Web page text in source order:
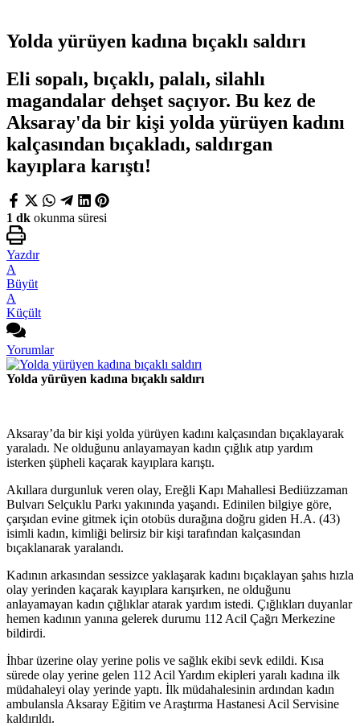
Yolda yürüyen kadına bıçaklı saldırı
Eli sopalı, bıçaklı, palalı, silahlı
magandalar dehşet saçıyor. Bu kez de
Aksaray'da bir kişi yolda yürüyen kadını
kalçasından bıçakladı, saldırgan
kayıplara karıştı!
1 dk okunma süresi
Yazdır
A
Büyüt
A
Küçült
Yorumlar
Yolda yürüyen kadına bıçaklı saldırı
Aksaray’da bir kişi yolda yürüyen kadını kalçasından bıçaklayarak
yaraladı. Ne olduğunu anlayamayan kadın çığlık atıp yardım
isterken şüpheli kaçarak kayıplara karıştı.
Akıllara durgunluk veren olay, Ereğli Kapı Mahallesi Bediüzzaman
Bulvarı Selçuklu Parkı yakınında yaşandı. Edinilen bilgiye göre,
çarşıdan evine gitmek için otobüs durağına doğru giden H.A. (43)
isimli kadın, kimliği belirsiz bir kişi tarafından kalçasından
bıçaklanarak yaralandı.
Kadının arkasından sessizce yaklaşarak kadını bıçaklayan şahıs hızla
olay yerinden kaçarak kayıplara karışırken, ne olduğunu
anlayamayan kadın çığlıklar atarak yardım istedi. Çığlıkları duyanlar
hemen kadının yanına gelerek durumu 112 Acil Çağrı Merkezine
bildirdi.
İhbar üzerine olay yerine polis ve sağlık ekibi sevk edildi. Kısa
sürede olay yerine gelen 112 Acil Yardım ekipleri yaralı kadına ilk
müdahaleyi olay yerinde yaptı. İlk müdahalesinin ardından kadın
ambulansla Aksaray Eğitim ve Araştırma Hastanesi Acil Servisine
kaldırıldı.